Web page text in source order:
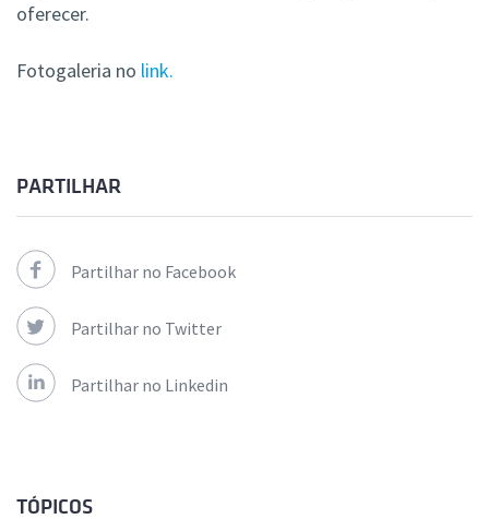
oferecer.
Fotogaleria no link.
PARTILHAR
Partilhar no Facebook
Partilhar no Twitter
Partilhar no Linkedin
TÓPICOS